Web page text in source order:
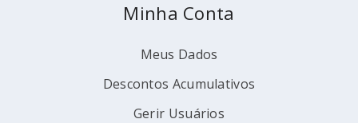
Minha Conta
Meus Dados
Descontos Acumulativos
Gerir Usuários